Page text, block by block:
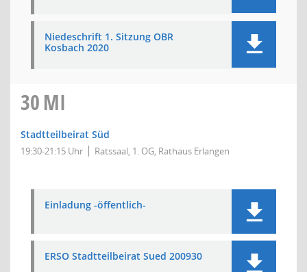
Niedeschrift 1. Sitzung OBR
Kosbach 2020
30MI
Stadtteilbeirat Süd
19:30-21:15 Uhr Ratssaal, 1. OG, Rathaus Erlangen
Einladung -öffentlich-
ERSO Stadtteilbeirat Sued 200930